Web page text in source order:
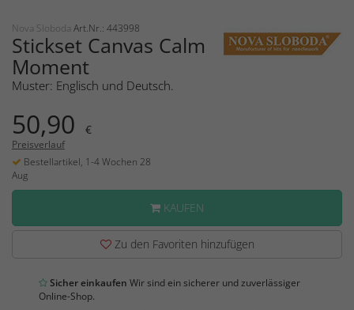
Nova Sloboda Art.Nr.: 443998
Stickset Canvas Calm
Moment
Muster: Englisch und Deutsch.
50,90 €
Preisverlauf
Bestellartikel, 1-4 Wochen 28
Aug
KAUFEN
Zu den Favoriten hinzufügen
Sicher einkaufen Wir sind ein sicherer und zuverlässiger
Online-Shop.